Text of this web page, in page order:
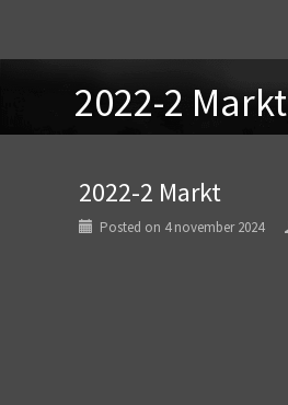
2022-2 Markt
2022-2 Markt
Posted on 4 november 2024